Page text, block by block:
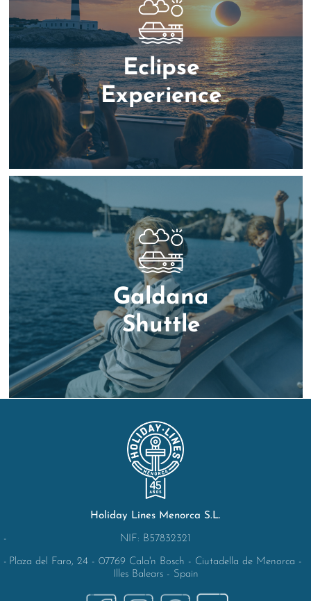
Eclipse
Experience
Galdana
Shuttle
Holiday Lines Menorca S.L.
NIF: B57832321
Plaza del Faro, 24 - 07769 Cala'n Bosch - Ciutadella de Menorca -
Illes Balears - Spain